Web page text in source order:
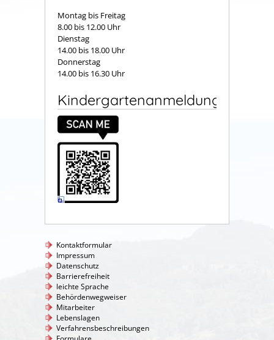
Montag bis Freitag
8.00 bis 12.00 Uhr
Dienstag
14.00 bis 18.00 Uhr
Donnerstag
14.00 bis 16.30 Uhr
Kindergartenanmeldung
Kontaktformular
Impressum
Datenschutz
Barrierefreiheit
leichte Sprache
Behördenwegweiser
Mitarbeiter
Lebenslagen
Verfahrensbeschreibungen